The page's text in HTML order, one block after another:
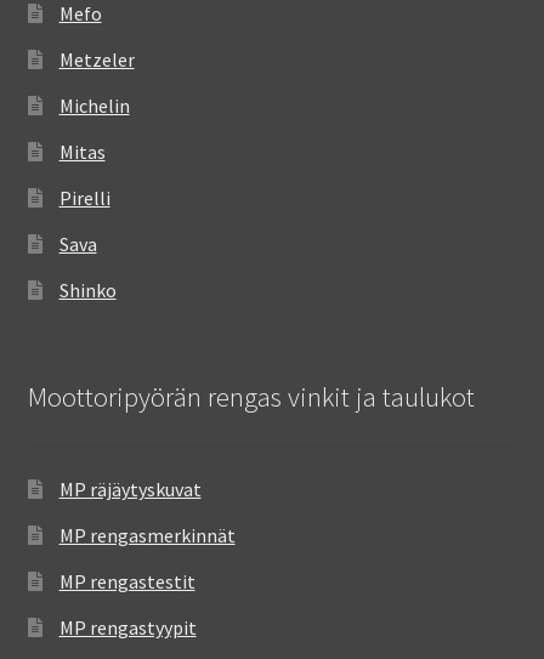
Mefo
Metzeler
Michelin
Mitas
Pirelli
Sava
Shinko
Moottoripyörän rengas vinkit ja taulukot
MP räjäytyskuvat
MP rengasmerkinnät
MP rengastestit
MP rengastyypit